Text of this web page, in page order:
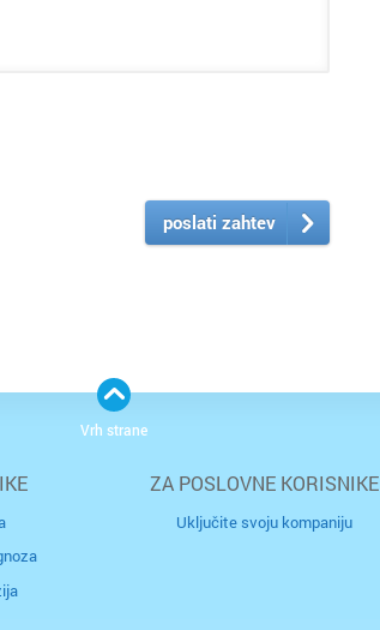
poslati zahtev
ZA POSLOVNE KORISNIKE
Uključite svoju kompaniju
Vrh strane